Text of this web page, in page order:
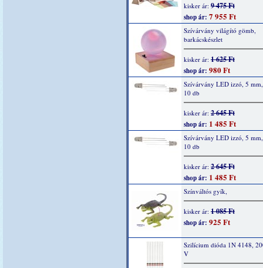
kisker ár: 9 475 Ft
shop ár: 7 955 Ft
Szívárvány világító gömb,
barkácskészlet
kisker ár: 1 625 Ft
shop ár: 980 Ft
Szívárvány LED izzó, 5
10 db
kisker ár: 2 645 Ft
shop ár: 1 485 Ft
Szívárvány LED izzó, 5
10 db
kisker ár: 2 645 Ft
shop ár: 1 485 Ft
Színváltós gyík,
kisker ár: 1 085 Ft
shop ár: 925 Ft
Szilícium dióda 1N 4148,
V